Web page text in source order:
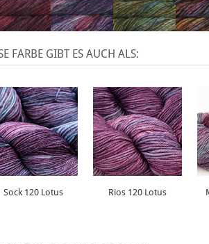
FARBE GIBT ES AUCH ALS:
Sock 120 Lotus Rios 120 Lotus